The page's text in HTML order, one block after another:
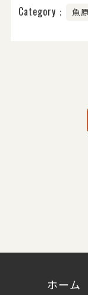
Category： 魚
ホーム